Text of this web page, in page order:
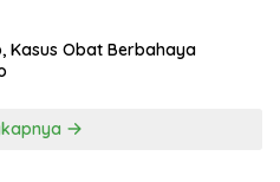
Kasus Obat Berbahaya